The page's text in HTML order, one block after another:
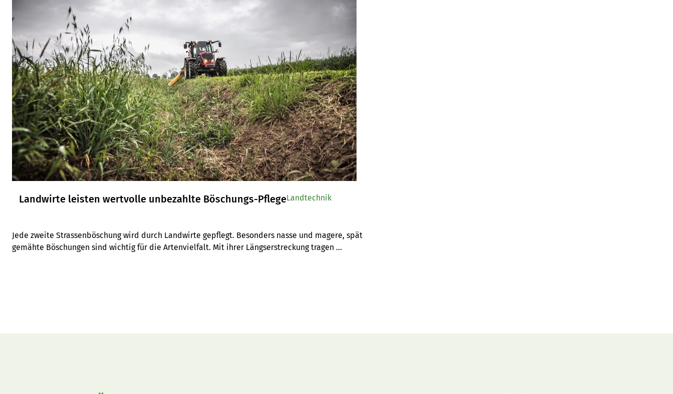
Landwirte leisten wertvolle unbezahlte Böschungs-Pflege
Jede zweite Strassenböschung wird durch Landwirte gepflegt. Besonders nasse und magere, spät
gemähte Böschungen sind wichtig für die Artenvielfalt. Mit ihrer Längserstreckung tragen
Landtechnik